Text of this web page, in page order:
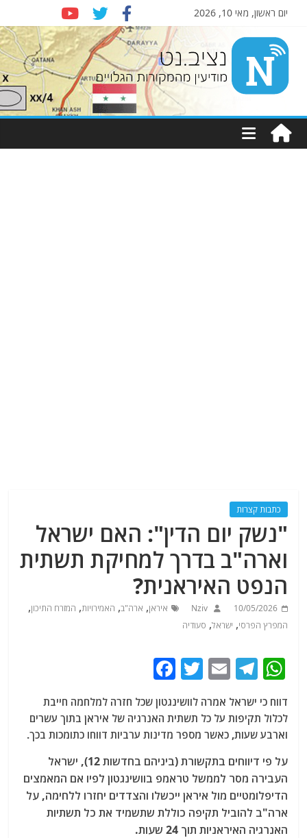
יום ראשון, מאי 10, 2026
Nziv.net
מודיעין
מהמקורות
כתבות קצרות
"נשק יום הדין": האם ישראל
וארה"ב בדרך למחיקת תשתית
הנפט האיראנית?
10/05/2026
Nziv איראן, ארה"ב, האמירויות, המזרח התיכון,
המפרץ הפרסי, ישראל, סעודיה
W
at
s
A
p
p
T
el
e
g
ra
m
E
m
ai
l
T
itt
er
c
e
b
o
o
k
דווח כי ישראל אמרה לוושינגטון שכל חזרה למלחמה חייבת
לכלול תקיפות על כל תשתית האנרגיה של איראן בתוך עשרים
וארבע שעות, כאשר מספר מדינות ערביות דווחו כתומכות בכך.
על פי דיווחים בתקשורת (ביניהם בחדשות 12), ישראל
העבירה מסר לממשל טראמפ בוושינגטון לפיו אם המאמצים
הדיפלומטיים מול איראן ייכשלו והצדדים יחזרו ללחימה, על
ארה"ב להוביל תקיפה כוללת שתשמיד את כל תשתיות
האנרגיה האיראניות תוך 24 שעות.